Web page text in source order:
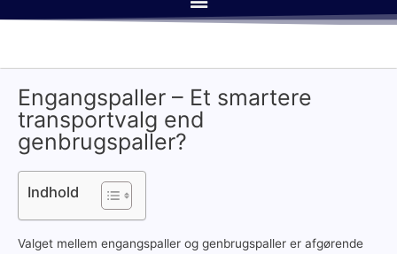
Engangspaller – Et smartere
transportvalg end
genbrugspaller?
Indhold
Valget mellem engangspaller og genbrugspaller er afgørende